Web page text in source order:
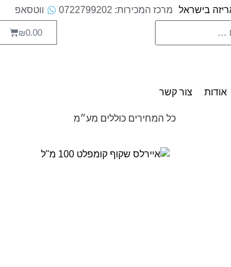
בישראל מרכז המכירות: 0722799202 ווטסאפ
₪0.00
אודות צור קשר
כל המחירים כוללים מע״מ